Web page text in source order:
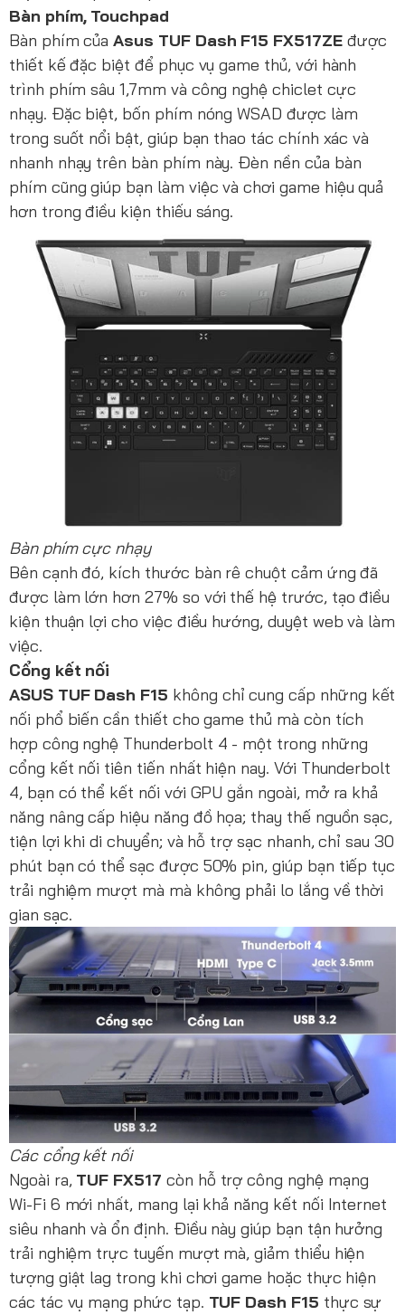
Bàn phím, Touchpad
Bàn phím củaAsus TUF Dash F15 FX517ZEđược
thiết kế đặc biệt để phục vụ game thủ, với hành
trình phím sâu 1,7mm và công nghệ chiclet cực
nhạy. Đặc biệt, bốn phím nóng WSAD được làm
trong suốt nổi bật, giúp bạn thao tác chính xác và
nhanh nhạy trên bàn phím này. Đèn nền của bàn
phím cũng giúp bạn làm việc và chơi game hiệu quả
hơn trong điều kiện thiếu sáng.
Bàn phím cực nhạy
Bên cạnh đó, kích thước bàn rê chuột cảm ứng đã
được làm lớn hơn 27% so với thế hệ trước, tạo điều
kiện thuận lợi cho việc điều hướng, duyệt web và làm
việc.
Cổng kết nối
ASUS TUF Dash F15 không chỉ cung cấp những kết
nối phổ biến cần thiết cho game thủ mà còn tích
hợp công nghệ Thunderbolt 4 - một trong những
cổng kết nối tiên tiến nhất hiện nay. Với Thunderbolt
4, bạn có thể kết nối với GPU gắn ngoài, mở ra khả
năng nâng cấp hiệu năng đồ họa; thay thế nguồn sạc,
tiện lợi khi di chuyển; và hỗ trợ sạc nhanh, chỉ sau 30
phút bạn có thể sạc được 50% pin, giúp bạn tiếp tục
trải nghiệm mượt mà mà không phải lo lắng về thời
gian sạc.
Các cổng kết nối
Ngoài ra, TUF FX517 còn hỗ trợ công nghệ mạng
Wi-Fi 6 mới nhất, mang lại khả năng kết nối Internet
siêu nhanh và ổn định. Điều này giúp bạn tận hưởng
trải nghiệm trực tuyến mượt mà, giảm thiểu hiện
tượng giật lag trong khi chơi game hoặc thực hiện
các tác vụ mạng phức tạp. TUF Dash F15 thực sự